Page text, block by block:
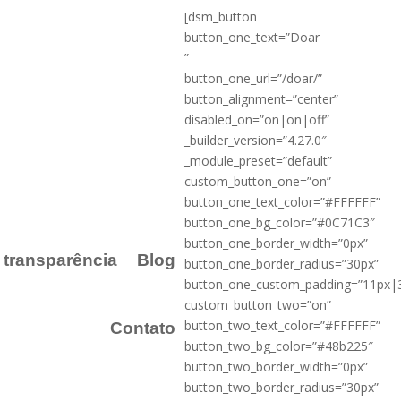
transparência Blog
Contato
[dsm_button
button_one_text=”Doar
”
button_one_url=”/doar/”
button_alignment=”center”
disabled_on=”on|on|off”
_builder_version=”4.27.0″
_module_preset=”default”
custom_button_one=”on”
button_one_text_color=”#FFFFFF”
button_one_bg_color=”#0C71C3″
button_one_border_width=”0px”
button_one_border_radius=”30px”
custom_button_two=”on”
button_two_text_color=”#FFFFFF”
button_two_bg_color=”#48b225″
button_two_border_width=”0px”
button_two_border_radius=”30px”